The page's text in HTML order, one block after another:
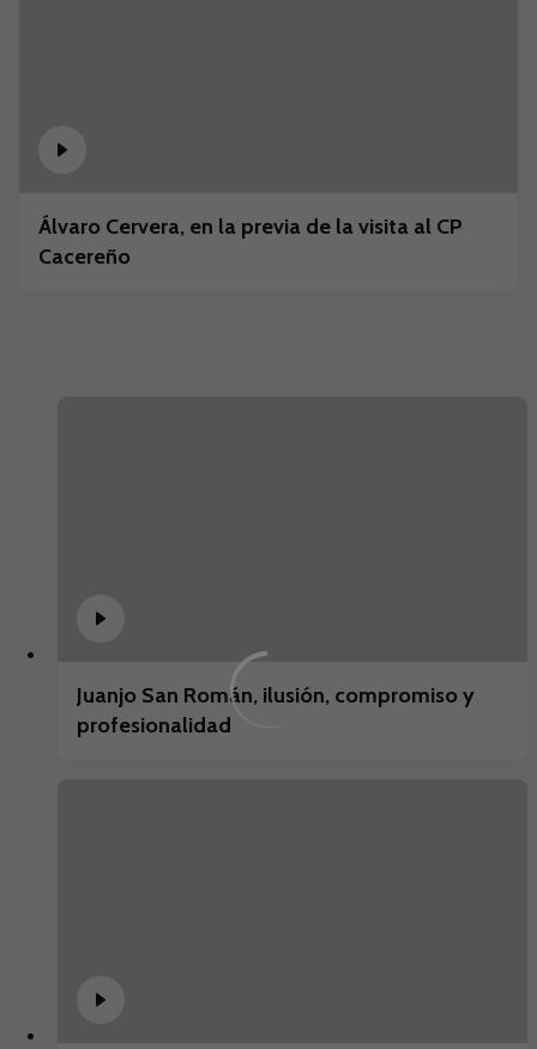
Álvaro Cervera, en la previa de la visita al CP
Cacereño
Juanjo San Román, ilusión, compromiso y
profesionalidad